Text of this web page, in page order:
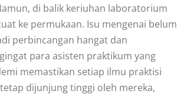
di balik keriuhan laboratorium
ke permukaan. Isu mengenai belum
perbincangan hangat dan
para asisten praktikum yang
memastikan setiap ilmu praktisi
dijunjung tinggi oleh mereka,